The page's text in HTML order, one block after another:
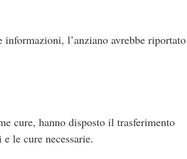
l’anziano avrebbe riportato
cure, hanno disposto il trasferimento
le cure necessarie.